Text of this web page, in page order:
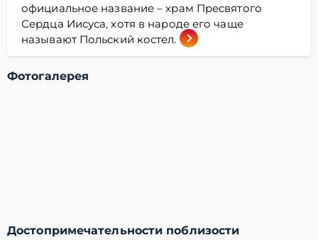
официальное название – храм Пресвятого
Сердца Иисуса, хотя в народе его чаще
называют Польский костел.
Фотогалерея
Достопримечательности поблизости